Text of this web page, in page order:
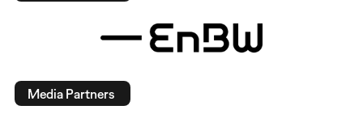
Media Partners